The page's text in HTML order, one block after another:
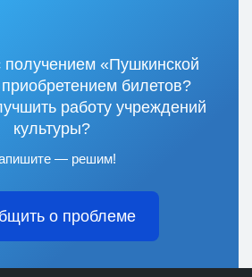
«Пушкинской
билетов?
работу учреждений
культуры?
— решим!
о проблеме